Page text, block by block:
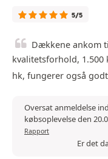
5/5
Dækkene ankom
kvalitetsforhold, 1.500
hk, fungerer også
Oversat anmeldelse
købsoplevelse den
Rapport
Er det